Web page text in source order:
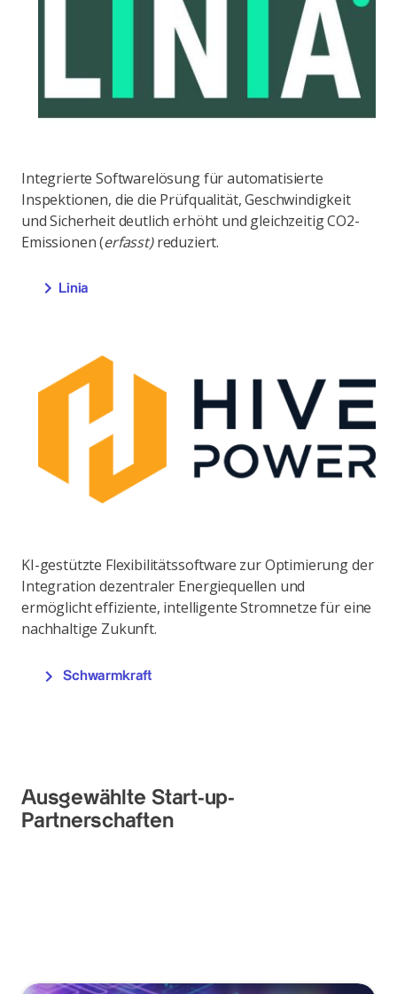
Integrierte Softwarelösung für automatisierte
Inspektionen, die die Prüfqualität, Geschwindigkeit
und Sicherheit deutlich erhöht und gleichzeitig CO2-
Emissionen (erfasst)reduziert.
Linia
KI-gestützte Flexibilitätssoftware zur Optimierung der
Integration dezentraler Energiequellen und
ermöglicht effiziente, intelligente Stromnetze für eine
nachhaltige Zukunft.
Schwarmkraft
Ausgewählte Start-up-
Partnerschaften